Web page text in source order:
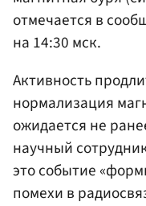
отмечается в
на 14:30 мск.
Активность
нормализация
ожидается не
научный
это событие
помехи в